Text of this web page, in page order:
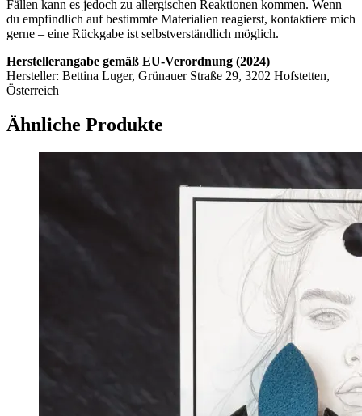
Fällen kann es jedoch zu allergischen Reaktionen kommen. Wenn
du empfindlich auf bestimmte Materialien reagierst, kontaktiere mich
gerne – eine Rückgabe ist selbstverständlich möglich.
Herstellerangabe gemäß EU-Verordnung (2024)
Hersteller: Bettina Luger, Grünauer Straße 29, 3202 Hofstetten,
Österreich
Ähnliche Produkte